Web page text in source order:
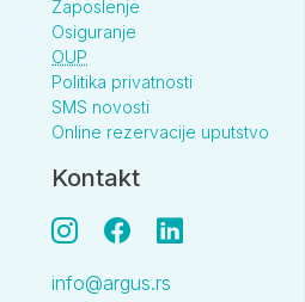
Zaposlenje
Osiguranje
OUP
Politika privatnosti
SMS novosti
Online rezervacije uputstvo
Kontakt
info@argus.rs